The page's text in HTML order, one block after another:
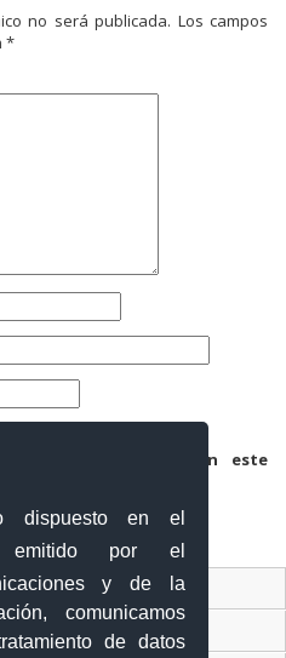
dispuesto en el
por el
y de la
comunicamos
de datos
no será publicada. Los campos
*
electrónico y web en este
Virtual
Comercio Exterior